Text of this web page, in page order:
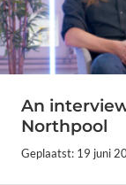
An
Northpool
Geplaatst: 19 juni